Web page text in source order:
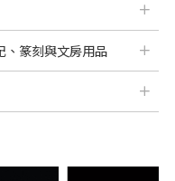
篆刻與文房用品